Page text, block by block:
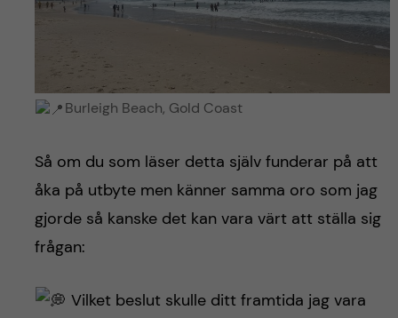
Burleigh Beach, Gold Coast
Så om du som läser detta själv funderar på att
åka på utbyte men känner samma oro som jag
gjorde så kanske det kan vara värt att ställa sig
frågan:
Vilket beslut skulle ditt framtida jag vara